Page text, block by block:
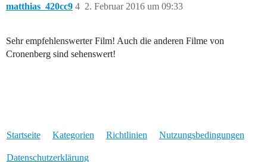
matthias_420cc9 2. Februar 2016 um 09:33
4
Sehr empfehlenswerter Film! Auch die anderen Filme von
Cronenberg sind sehenswert!
Startseite Kategorien Richtlinien Nutzungsbedingungen
Datenschutzerklärung